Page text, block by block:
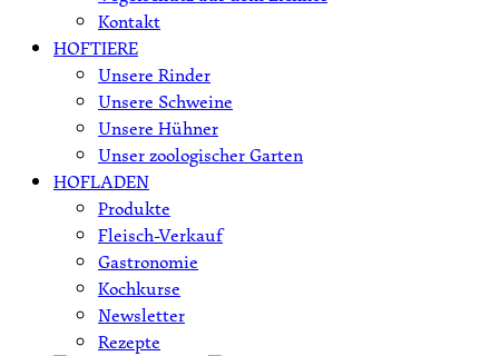
Kontakt
HOFTIERE
Unsere Rinder
Unsere Schweine
Unsere Hühner
Unser zoologischer Garten
HOFLADEN
Produkte
Fleisch-Verkauf
Gastronomie
Kochkurse
Newsletter
Rezepte